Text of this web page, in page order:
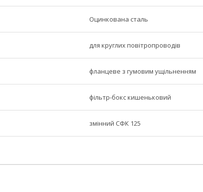
Оцинкована сталь
для круглих повітропроводів
фланцеве з гумовим ущільненням
фільтр-бокс кишеньковий
змінний СФК 125